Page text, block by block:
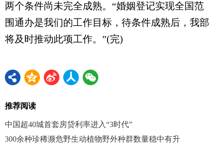
两个条件尚未完全成熟。“婚姻登记实现全国范
围通办是我们的工作目标，待条件成熟后，我部
将及时推动此项工作。”(完)
推荐阅读
中国超40城首套房贷利率进入“3时代”
300余种珍稀濒危野生动植物野外种群数量稳中有升